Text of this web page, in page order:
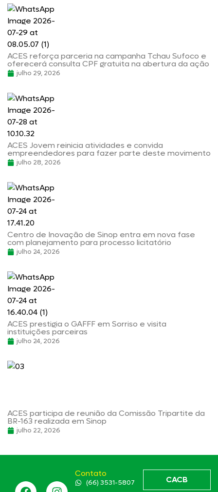
ACES reforça parceria na campanha Tchau Sufoco e
oferecerá consulta CPF gratuita na abertura da ação
julho 29, 2026
ACES Jovem reinicia atividades e convida
empreendedores para fazer parte deste movimento
julho 28, 2026
Centro de Inovação de Sinop entra em nova fase
com planejamento para processo licitatório
julho 24, 2026
ACES prestigia o GAFFF em Sorriso e visita
instituições parceiras
julho 24, 2026
ACES participa de reunião da Comissão Tripartite da
BR-163 realizada em Sinop
julho 22, 2026
Contato
(66) 3531-5807 CACB